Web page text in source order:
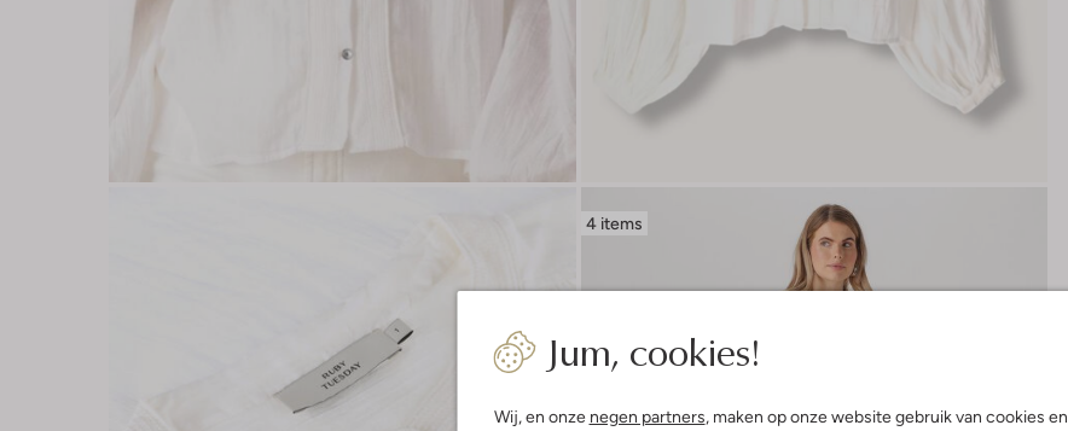
Jum, cookies!
Wij, en onze negen partners, maken op onze website gebruik van cookies en
4 items